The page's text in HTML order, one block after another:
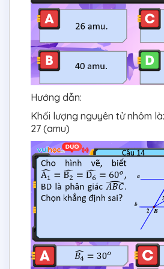
Hướng dẫn:
Khối lượng nguyên tử nhôm là:
27 (amu)